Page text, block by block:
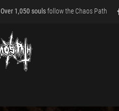
Over 1,050 soulsfollow the Chaos Path